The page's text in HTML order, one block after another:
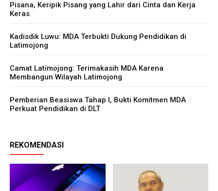
Pisana, Keripik Pisang yang Lahir dari Cinta dan Kerja
Keras
Kadisdik Luwu: MDA Terbukti Dukung Pendidikan di
Latimojong
Camat Latimojong: Terimakasih MDA Karena
Membangun Wilayah Latimojong
Pemberian Beasiswa Tahap I, Bukti Komitmen MDA
Perkuat Pendidikan di DLT
REKOMENDASI